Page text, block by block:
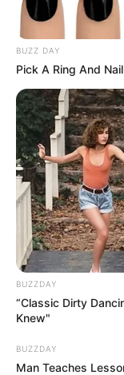
BUZZ DAY
Pick A Ring And
BUZZDAY
“Classic Dirty
Knew"
BUZZDAY
Man Teaches